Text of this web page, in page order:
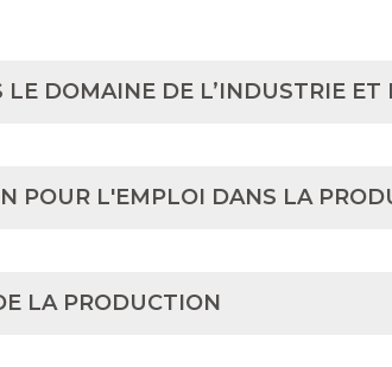
LE DOMAINE DE L’INDUSTRIE
POUR L'EMPLOI DANS LA
LA PRODUCTION